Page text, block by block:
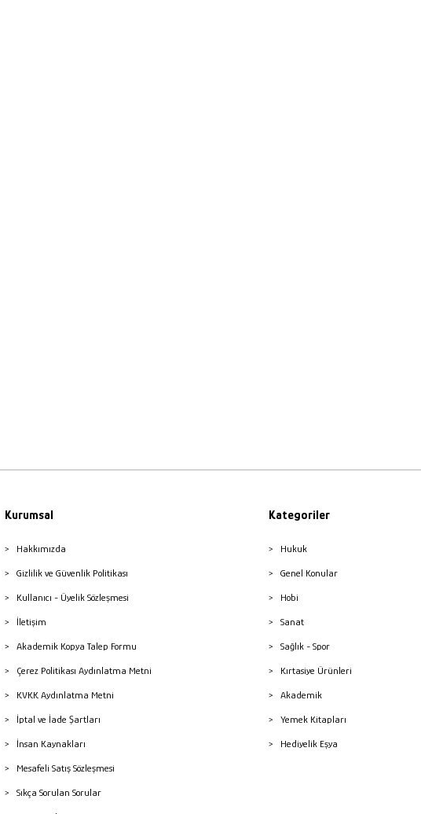
Kurumsal
Hakkımızda
Gizlilik ve Güvenlik Politikası
Kullanıcı - Üyelik Sözleşmesi
İletişim
Akademik Kopya Talep Formu
Çerez Politikası Aydınlatma Metni
KVKK Aydınlatma Metni
İptal ve İade Şartları
İnsan Kaynakları
Mesafeli Satış Sözleşmesi
Sıkça Sorulan Sorular
Kategoriler
Hukuk
Genel Konular
Hobi
Sanat
Sağlık - Spor
Kırtasiye Ürünleri
Akademik
Yemek Kitapları
Hediyelik Eşya